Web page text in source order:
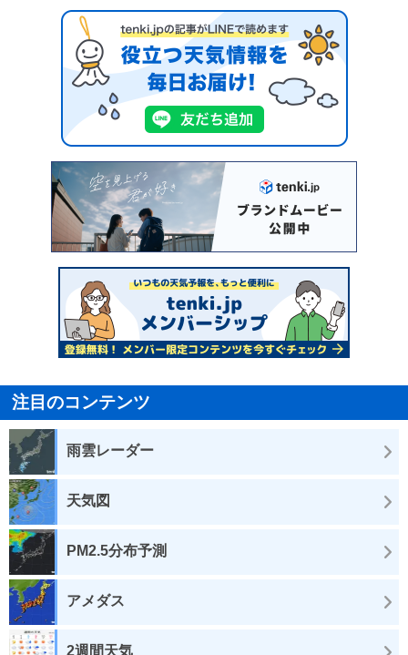
注目のコンテンツ
雨雲レーダー
天気図
PM2.5分布予測
アメダス
2週間天気